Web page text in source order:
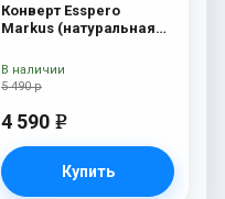
Конверт Esspero
Markus (натуральная
5 490 р
4 590 e
Купить
В наличии